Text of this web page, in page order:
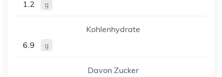
1.2
g
Kohlenhydrate
6.9
g
Davon Zucker